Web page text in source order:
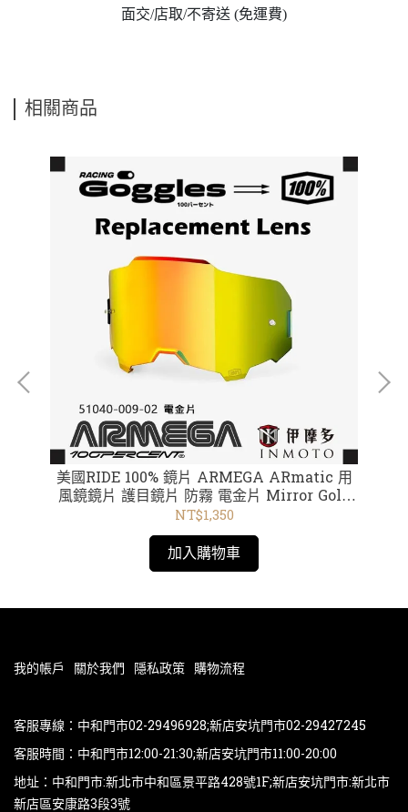
面交/店取/不寄送 (免運費)
相關商品
美國RIDE 100% 鏡片 ARMEGA ARmatic 用
風鏡鏡片 護目鏡片 防霧 電金片 Mirror Gold
Lens 59050-00002
NT$1,350
加入購物車
我的帳戶 關於我們 隱私政策 購物流程
客服專線：中和門市02-29496928;新店安坑門市02-29427245
客服時間：中和門市12:00-21:30;新店安坑門市11:00-20:00
地址：中和門市:新北市中和區景平路428號1F;新店安坑門市:新北市
新店區安康路3段3號